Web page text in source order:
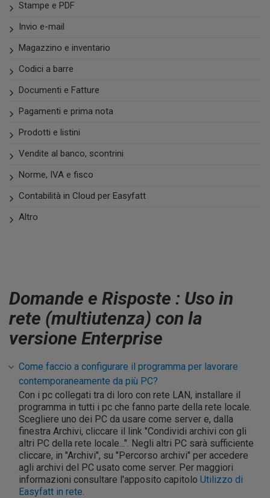
Stampe e PDF
Invio e-mail
Magazzino e inventario
Codici a barre
Documenti e Fatture
Pagamenti e prima nota
Prodotti e listini
Vendite al banco, scontrini
Norme, IVA e fisco
Contabilità in Cloud per Easyfatt
Altro
Domande e Risposte : Uso in
rete (multiutenza) con la
versione Enterprise
Come faccio a configurare il programma per lavorare
contemporaneamente da più PC?
Con i pc collegati tra di loro con rete LAN, installare il
programma in tutti i pc che fanno parte della rete locale.
Scegliere uno dei PC da usare come server e, dalla
finestra Archivi, cliccare il link "Condividi archivi con gli
altri PC della rete locale...". Negli altri PC sarà sufficiente
cliccare, in "Archivi", su "Percorso archivi" per accedere
agli archivi del PC usato come server. Per maggiori
informazioni consultare l'apposito capitolo Utilizzo di
Easyfatt in rete.